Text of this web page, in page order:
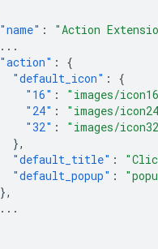
"name" : "Action
...
"action" :
{
"default_icon" : {
"16" : "images/
"24" : "images/
"32" : "images/
},
"default_title" :
"default_popup" :
},
...